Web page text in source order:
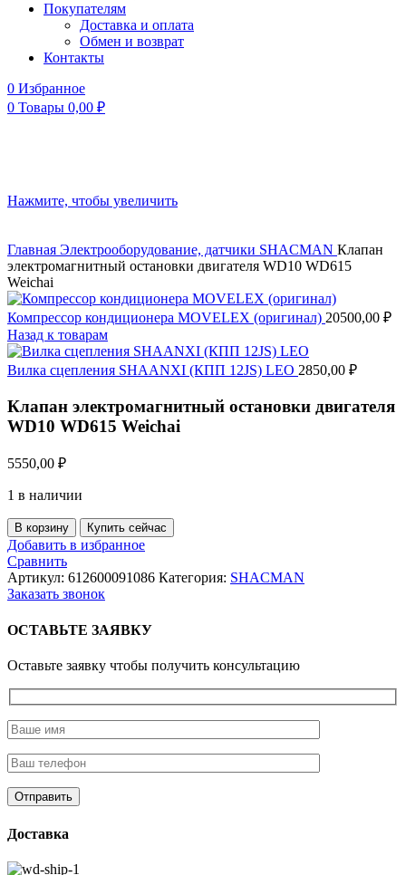
Покупателям
Доставка и оплата
Обмен и возврат
Контакты
0 Избранное
0 Товары 0,00 ₽
Нажмите, чтобы увеличить
Главная Электрооборудование, датчики SHACMAN Клапан
электромагнитный остановки двигателя WD10 WD615
Weichai
Компрессор кондиционера MOVELEX (оригинал) 20500,00 ₽
Назад к товарам
Вилка сцепления SHAANXI (КПП 12JS) LEO 2850,00 ₽
Клапан электромагнитный остановки двигателя
WD10 WD615 Weichai
5550,00 ₽
1 в наличии
Количество
товара
Клапан
электромагнитный
остановки
WD10
WD615
В корзину Купить сейчас
Добавить в избранное
Сравнить
Артикул: 612600091086 Категория: SHACMAN
Заказать звонок
ОСТАВЬТЕ ЗАЯВКУ
Оставьте заявку чтобы получить консультацию
Доставка